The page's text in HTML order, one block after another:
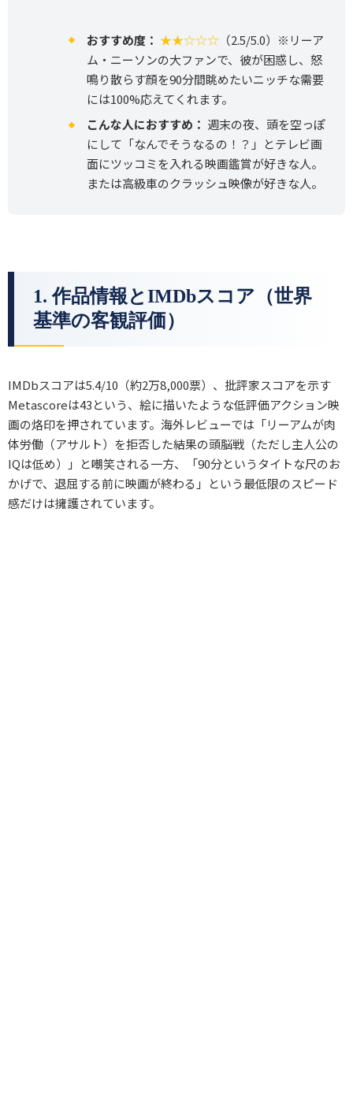
おすすめ度： ★★☆☆☆ （2.5/5.0）※リーア
ム・ニーソンの大ファンで、彼が困惑し、怒
鳴り散らす顔を90分間眺めたいニッチな需要
には100%応えてくれます。
こんな人におすすめ： 週末の夜、頭を空っぽ
にして「なんでそうなるの！？」とテレビ画
面にツッコミを入れる映画鑑賞が好きな人。
または高級車のクラッシュ映像が好きな人。
1. 作品情報とIMDbスコア（世界
基準の客観評価）
IMDbスコアは5.4/10（約2万8,000票）、批評家スコアを示す
Metascoreは43という、絵に描いたような低評価アクション映
画の烙印を押されています。海外レビューでは「リーアムが肉
体労働（アサルト）を拒否した結果の頭脳戦（ただし主人公の
IQは低め）」と嘲笑される一方、「90分というタイトな尺のお
かげで、退屈する前に映画が終わる」という最低限のスピード
感だけは擁護されています。